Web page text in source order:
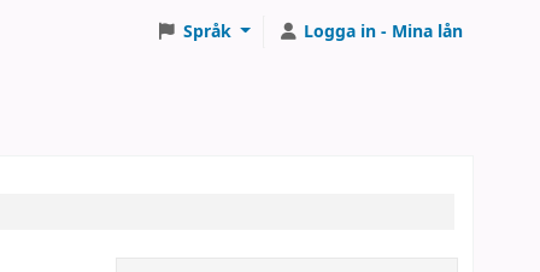
Språk Logga in - Mina lån